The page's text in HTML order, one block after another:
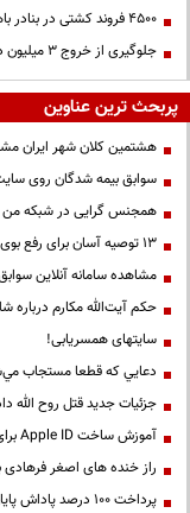
۴۵۰۰ فروند کشتی در بنادر باهنر و شرق هرمزگان پهلو گرفتند
جلوگیری از خروج ۳ میلیون دلاری ارز توسط شرکت صوری در شیراز
پربحث ترین عناوین
هشتمین کلان شهر ایران
سوابق بیمه شدگان روی
همجنس گرایی در شبکه من
13 توصیه آسان برای رفع بوی بد دهان
مشاهده سامانه آنلاين
حكم آيت‌الله مكارم درباره
سایتهای همسریابی!
دعايي كه قطعا مستجاب
جزئیات جدید قتل روح الله
آموزش ساخت Apple ID برای کاربران ایرانی
راز خنده های اصغر
پرداخت ۱۰۰ درصد پاداش پایان خدمت فرهنگیان